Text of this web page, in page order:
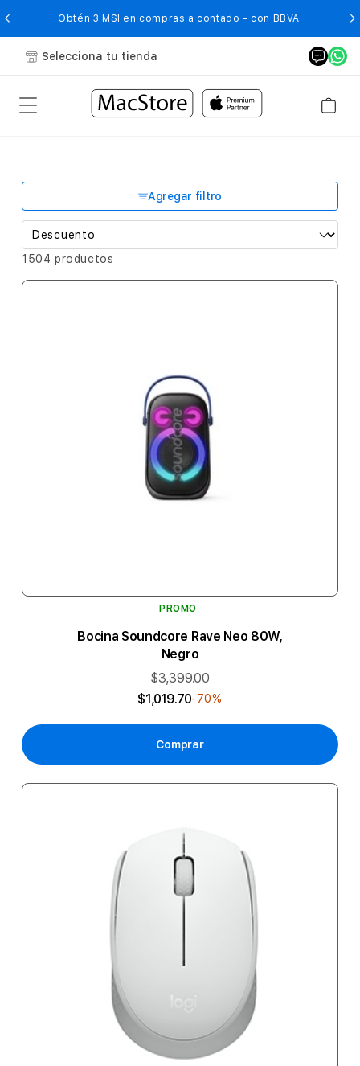
Obtén 3 MSI en compras a contado - con BBVA
Selecciona tu tienda
Agregar filtro
1504 productos
PROMO
Bocina Soundcore Rave Neo 80W,
Negro
$3,399.00
$1,019.70-70%
Comprar